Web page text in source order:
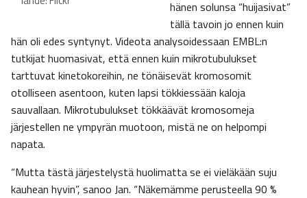
hänen solunsa “huijasivat”
tällä tavoin jo ennen kuin
hän oli edes syntynyt. Videota analysoidessaan EMBL:n
tutkijat huomasivat, että ennen kuin mikrotubulukset
tarttuvat kinetokoreihin, ne tönäisevät kromosomit
otolliseen asentoon, kuten lapsi tökkiessään kaloja
sauvallaan. Mikrotubulukset tökkäävät kromosomeja
järjestellen ne ympyrän muotoon, mistä ne on helpompi
napata.
“Mutta tästä järjestelystä huolimatta se ei vieläkään suju
kauhean hyvin”, sanoo Jan. “Näkemämme perusteella 90 %